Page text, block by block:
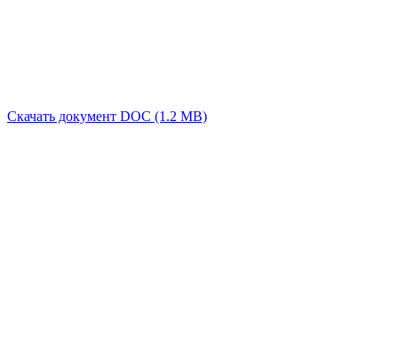
Скачать документ DOC (1.2 MB)